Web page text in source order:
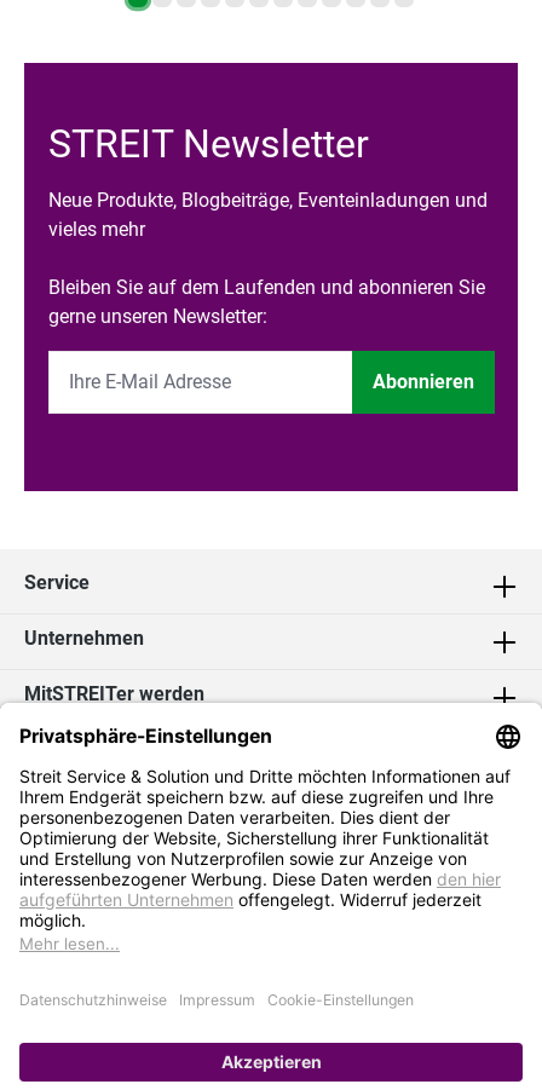
STREIT Newsletter
Neue Produkte, Blogbeiträge, Eventeinladungen und
vieles mehr
Bleiben Sie auf dem Laufenden und abonnieren Sie
gerne unseren Newsletter:
Abonnieren
Service
Unternehmen
MitSTREITer werden
Kontakt
Social Media
* Alle Preise exkl. MwSt. zzgl.Versandkosten
Impressum